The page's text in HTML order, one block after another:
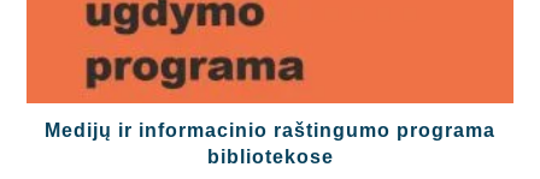
Medijų ir informacinio raštingumo programa
bibliotekose